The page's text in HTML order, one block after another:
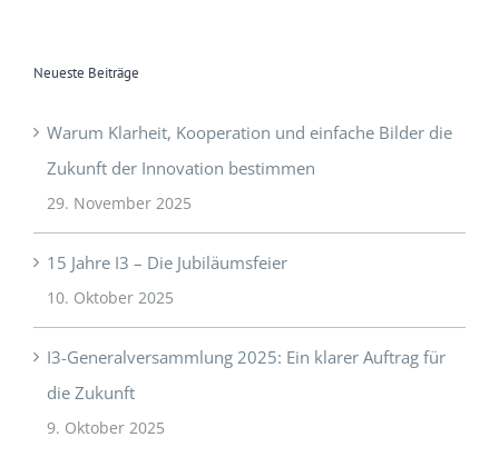
Neueste Beiträge
Warum Klarheit, Kooperation und einfache Bilder die
Zukunft der Innovation bestimmen
29. November 2025
15 Jahre I3 – Die Jubiläumsfeier
10. Oktober 2025
I3-Generalversammlung 2025: Ein klarer Auftrag für
die Zukunft
9. Oktober 2025